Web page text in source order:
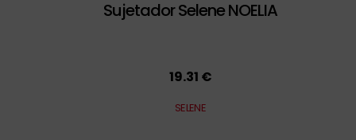
Sujetador Selene NOELIA
19.31 €
SELENE